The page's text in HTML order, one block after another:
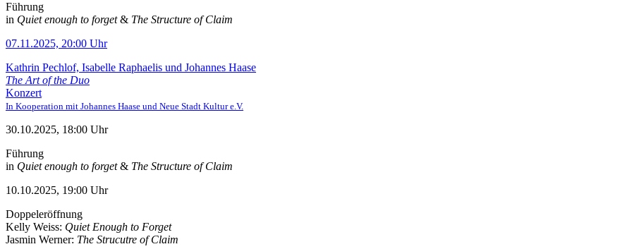
Führung
in Quiet enough to forget& The Structure of Claim
07.11.2025, 20:00 Uhr
Kathrin Pechlof, Isabelle Raphaelis und Johannes Haase
The Art of the Duo
Konzert
In Kooperation mit Johannes Haase und Neue Stadt Kultur e.V.
30.10.2025, 18:00 Uhr
Führung
in Quiet enough to forget& The Structure of Claim
10.10.2025, 19:00 Uhr
Doppeleröffnung
Kelly Weiss: Quiet Enough to Forget
Jasmin Werner: The Strucutre of Claim